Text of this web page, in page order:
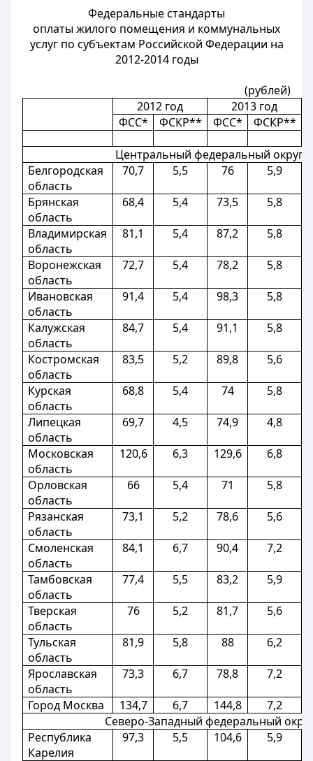
Федеральные стандарты
оплаты жилого помещения и коммунальных
услуг по субъектам Российской Федерации на
2012-2014 годы
(рублей)
2012 год
2013 год
ФСС*
ФСКР** ФСС* ФСКР**
Центральный федеральный округ
Белгородская
область
70,7 5,5 76 5,9
Брянская
область
68,4 5,4 73,5 5,8
Владимирская
область
81,1 5,4 87,2 5,8
Воронежская
область
72,7 5,4 78,2 5,8
Ивановская
область
91,4 5,4 98,3 5,8
Калужская
область
84,7 5,4 91,1 5,8
Костромская
область
83,5 5,2 89,8 5,6
Курская
область
68,8 5,4 74 5,8
Липецкая
область
69,7 4,5 74,9 4,8
Московская
область
120,6 6,3 129,6 6,8
Орловская
область
66 5,4 71 5,8
Рязанская
область
73,1 5,2 78,6 5,6
Смоленская
область
84,1 6,7 90,4 7,2
Тамбовская
область
77,4 5,5 83,2 5,9
Тверская
область
76 5,2 81,7 5,6
Тульская
область
81,9 5,8 88 6,2
Ярославская
область
73,3 6,7 78,8 7,2
Город Москва 134,7 6,7 144,8 7,2
Северо-Западный федеральный
Республика
Карелия
97,3 5,5 104,6 5,9